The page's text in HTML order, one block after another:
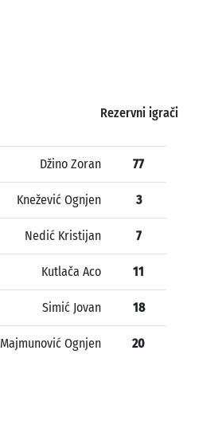
Rezervni igrači
Džino Zoran 77
Knežević Ognjen 3
Nedić Kristijan 7
Kutlača Aco 11
Simić Jovan 18
Majmunović Ognjen 20